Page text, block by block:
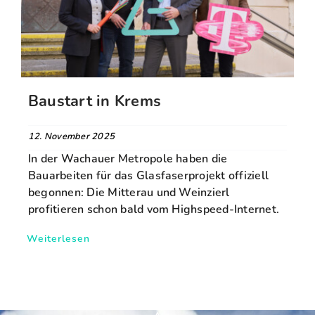
FAQ
Karriere
Kontakt
Suche
nach:
Baustart in Krems
12. November 2025
In der Wachauer Metropole haben die
Bauarbeiten für das Glasfaserprojekt offiziell
begonnen: Die Mitterau und Weinzierl
profitieren schon bald vom Highspeed-Internet.
Weiterlesen